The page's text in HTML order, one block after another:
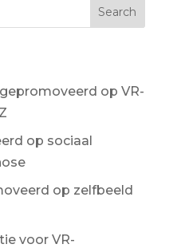
Search
op VR-
op sociaal
op zelfbeeld
voor VR-